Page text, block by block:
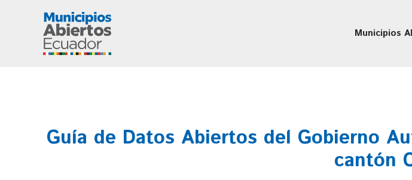
Municipios
Guía de Datos Abiertos del Gobierno
cantón